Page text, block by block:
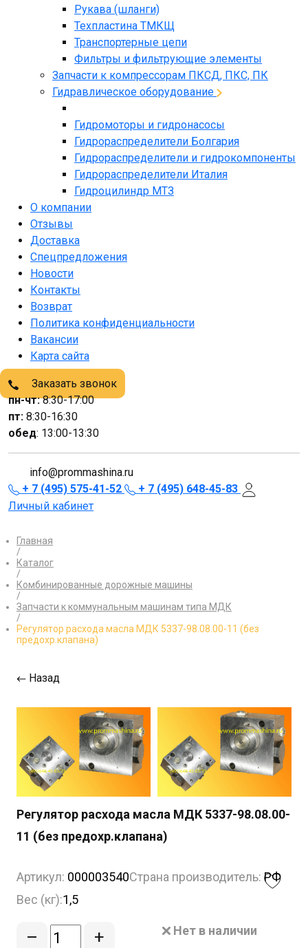
Рукава (шланги)
Техпластина ТМКЩ
Транспортерные цепи
Фильтры и фильтрующие элементы
Запчасти к компрессорам ПКСД, ПКС, ПК
Гидравлическое оборудование
Гидромоторы и гидронасосы
Гидрораспределители Болгария
Гидрораспределители и гидрокомпоненты
Гидрораспределители Италия
Гидроцилиндр МТЗ
О компании
Отзывы
Доставка
Спецпредложения
Новости
Контакты
Возврат
Политика конфиденциальности
Вакансии
Карта сайта
Заказать звонок
пн-чт:8:30-17:00
пт: 8:30-16:30
обед: 13:00-13:30
info@prommashina.ru
+ 7 (495) 575-41-52
+ 7 (495) 648-45-83
Личный кабинет
Главная
/
Каталог
/
Комбинированные дорожные машины
/
Запчасти к коммунальным машинам типа МДК
/
Регулятор расхода масла МДК 5337-98.08.00-11 (без
предохр.клапана)
Назад
Регулятор расхода масла МДК 5337-98.08.00-
11 (без предохр.клапана)
Артикул: 000003540Страна производитель: РФ
Вес (кг):1,5
– + Нет в наличии